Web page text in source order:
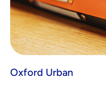
Oxford Urban